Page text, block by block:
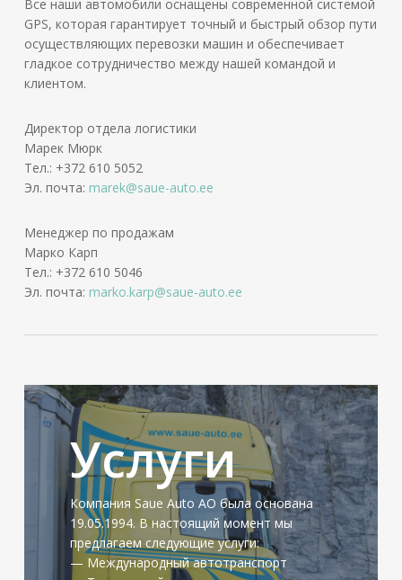
Все наши автомобили оснащены современной системой
GPS, которая гарантирует точный и быстрый обзор пути
осуществляющих перевозки машин и обеспечивает
гладкое сотрудничество между нашей командой и
клиентом.
Директор отдела логистики
Марек Мюрк
Тел.: +372 610 5052
Эл. почта: marek@saue-auto.ee
Mенеджер по продажам
Марко Карп
Тел.: +372 610 5046
Эл. почта: marko.karp@saue-auto.ee
Услуги
Компания Saue Auto АО была основана
19.05.1994. В настоящий момент мы
предлагаем следующие услуги:
— Международный автотранспорт
СМОТРИТЕ
ПОДРОБНЕЕ